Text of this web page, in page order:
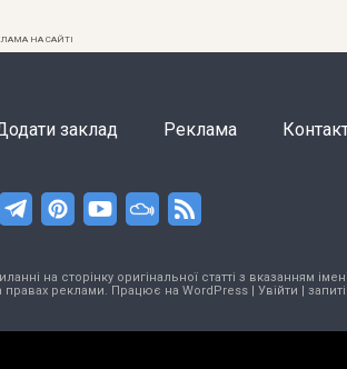
НА САЙТІ
заклад Реклама
на сторінку оригінальної статті з вказанням
правах реклами. Працює на WordPress| Увійти |